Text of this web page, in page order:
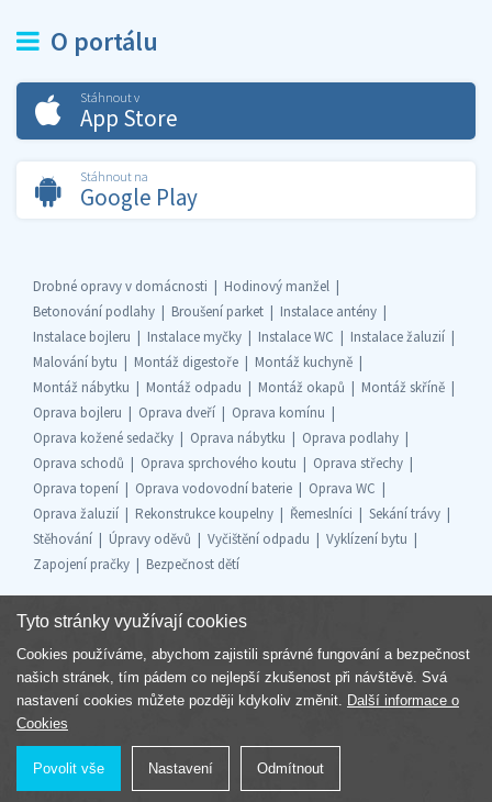
O portálu
Stáhnout v
App Store
Stáhnout na
Google Play
Drobné opravy v domácnosti
Hodinový manžel
Betonování podlahy
Broušení parket
Instalace antény
Instalace bojleru
Instalace myčky Instalace WC
Instalace žaluzií
Malování bytu
Montáž digestoře
Montáž kuchyně
Montáž nábytku
Montáž odpadu Montáž okapů
Montáž skříně
Oprava bojleru
Oprava dveří
Oprava komínu
Oprava kožené sedačky
Oprava nábytku
Oprava podlahy
Oprava schodů
Oprava sprchového koutu
Oprava střechy
Oprava topení
Oprava vodovodní baterie
Oprava WC
Oprava žaluzií
Rekonstrukce koupelny Řemeslníci
Sekání trávy
Stěhování
Úpravy oděvů Vyčištění odpadu
Vyklízení bytu
Zapojení pračky
Bezpečnost dětí
Součást skupiny
Tyto stránky využívají cookies
Cookies používáme, abychom zajistili správné fungování a bezpečnost
našich stránek, tím pádem co nejlepší zkušenost při návštěvě. Svá
nastavení cookies můžete později kdykoliv změnit. Další informace o
Cookies
Povolit vše Nastavení Odmítnout